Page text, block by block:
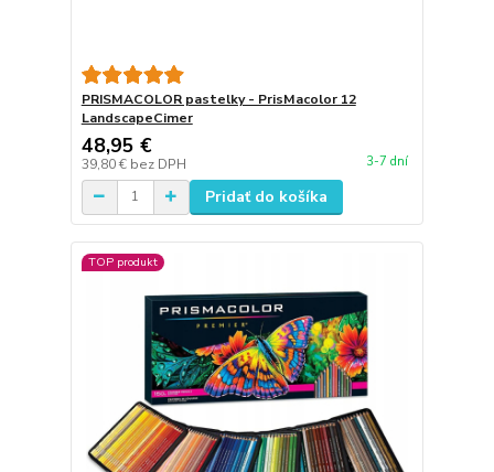
PRISMACOLOR pastelky - PrisMacolor 12
LandscapeCimer
48,95 €
39,80 € bez DPH 3-7 dní
Pridať do košíka
TOP produkt